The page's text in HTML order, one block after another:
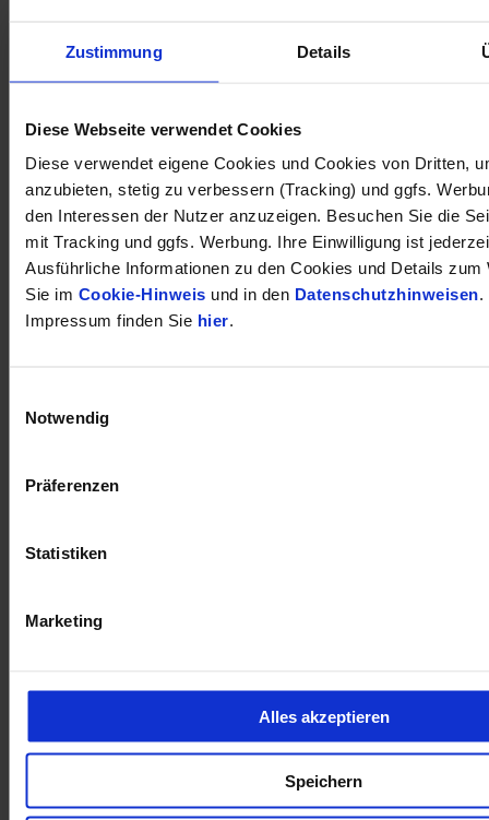
Zustimmung Details
Diese Webseite verwendet Cookies
Diese verwendet eigene Cookies und Cookies von Dritten,
anzubieten, stetig zu verbessern (Tracking) und ggfs.
den Interessen der Nutzer anzuzeigen. Besuchen Sie die
mit Tracking und ggfs. Werbung. Ihre Einwilligung ist
Ausführliche Informationen zu den Cookies und Details zum
Sie im Cookie-Hinweis und in den Datenschutzhinweisen.
Impressum finden Sie hier.
Notwendig
Präferenzen
Statistiken
Marketing
Alles akzeptieren
Speichern